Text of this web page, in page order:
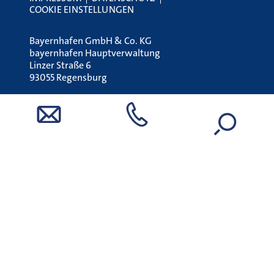
COOKIE EINSTELLUNGEN
Bayernhafen GmbH & Co. KG
bayernhafen Hauptverwaltung
Linzer Straße 6
93055 Regensburg
+49 (0) 941 79504-0
E-Mail:holding@bayernhafen.de
www.bayernhafen.de